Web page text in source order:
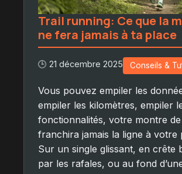
Trail running: Ce que la
ne fera jamais à ta place
🕒 21 décembre 2025 Conseils &
Vous pouvez empiler les
empiler les kilomètres, empiler
fonctionnalités, votre montre
franchira jamais la ligne à votre
Sur un single glissant, en crête
par les rafales, ou au fond